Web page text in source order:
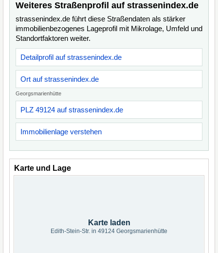
Weiteres Straßenprofil auf strassenindex.de
strassenindex.de führt diese Straßendaten als stärker
immobilienbezogenes Lageprofil mit Mikrolage, Umfeld und
Standortfaktoren weiter.
Detailprofil auf strassenindex.de
Ort auf strassenindex.de
Georgsmarienhütte
PLZ 49124 auf strassenindex.de
Immobilienlage verstehen
Karte und Lage
Karte laden
Edith-Stein-Str. in 49124 Georgsmarienhütte